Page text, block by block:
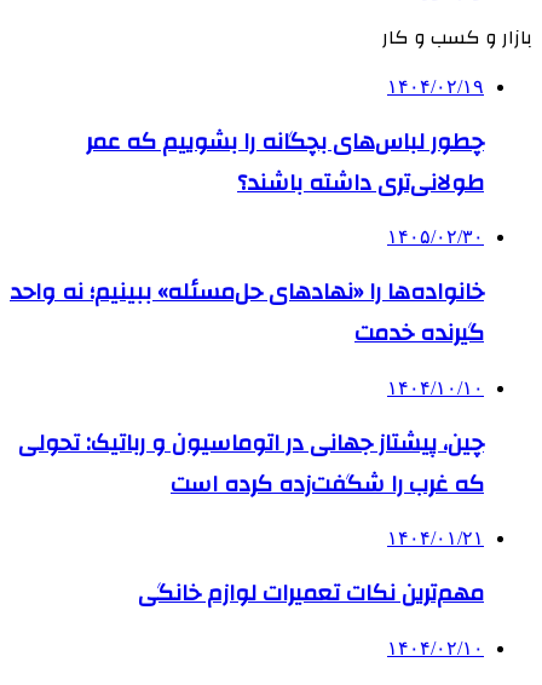
بازار و کسب و کار
۱۴۰۴/۰۲/۱۹
چطور لباس‌های بچگانه را بشوییم که عمر
طولانی‌تری داشته باشند؟
۱۴۰۵/۰۲/۳۰
خانواده‌ها را «نهادهای حل‌مسئله» ببینیم؛ نه واحد
گیرنده خدمت
۱۴۰۴/۱۰/۱۰
چین، پیشتاز جهانی در اتوماسیون و رباتیک: تحولی
که غرب را شگفت‌زده کرده است
۱۴۰۴/۰۱/۲۱
مهم‌ترین نکات تعمیرات لوازم خانگی
۱۴۰۴/۰۲/۱۰